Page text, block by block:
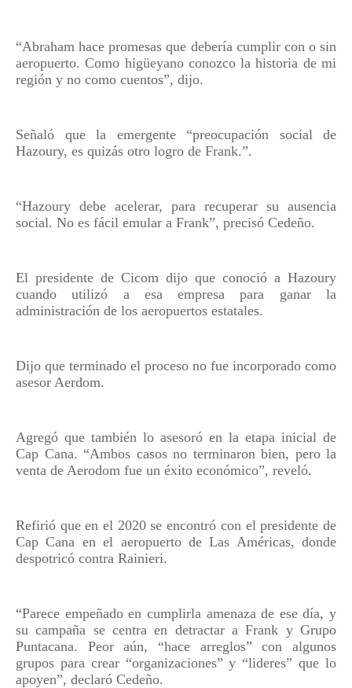
“Abraham hace promesas que debería cumplir con o sin
aeropuerto. Como higüeyano conozco la historia de mi
región y no como cuentos”, dijo.
Señaló que la emergente “preocupación social de
Hazoury, es quizás otro logro de Frank.”.
“Hazoury debe acelerar, para recuperar su ausencia
social. No es fácil emular a Frank”, precisó Cedeño.
El presidente de Cicom dijo que conoció a Hazoury
cuando utilizó a esa empresa para ganar la
administración de los aeropuertos estatales.
Dijo que terminado el proceso no fue incorporado como
asesor Aerdom.
Agregó que también lo asesoró en la etapa inicial de
Cap Cana. “Ambos casos no terminaron bien, pero la
venta de Aerodom fue un éxito económico”, reveló.
Refirió que en el 2020 se encontró con el presidente de
Cap Cana en el aeropuerto de Las Américas, donde
despotricó contra Rainieri.
“Parece empeñado en cumplirla amenaza de ese día, y
su campaña se centra en detractar a Frank y Grupo
Puntacana. Peor aún, “hace arreglos” con algunos
grupos para crear “organizaciones” y “lideres” que lo
apoyen”, declaró Cedeño.